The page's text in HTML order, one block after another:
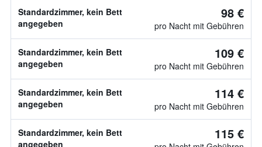
Standardzimmer, kein Bett
angegeben
98 €
pro Nacht mit Gebühren
Standardzimmer, kein Bett
angegeben
109 €
pro Nacht mit Gebühren
Standardzimmer, kein Bett
angegeben
114 €
pro Nacht mit Gebühren
Standardzimmer, kein Bett
angegeben
115 €